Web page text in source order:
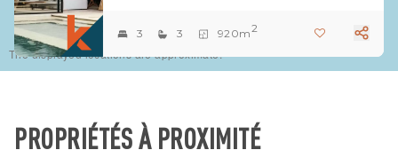
The displayed locations are approximate.
3 3 920m2
PROPRIÉTÉS À PROXIMITÉ